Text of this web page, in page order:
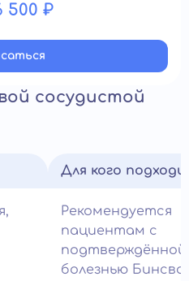
500 ₽
сосудистой
Для кого
Рекомендуется
пациентам с
подтверждённой
болезнью